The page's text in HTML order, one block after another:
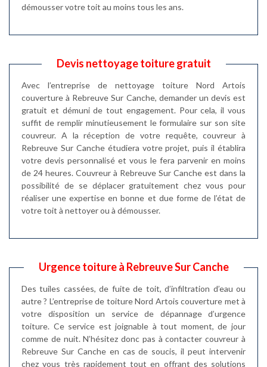
démousser votre toit au moins tous les ans.
Devis nettoyage toiture gratuit
Avec l’entreprise de nettoyage toiture Nord Artois
couverture à Rebreuve Sur Canche, demander un devis est
gratuit et démuni de tout engagement. Pour cela, il vous
suffit de remplir minutieusement le formulaire sur son site
couvreur. A la réception de votre requête, couvreur à
Rebreuve Sur Canche étudiera votre projet, puis il établira
votre devis personnalisé et vous le fera parvenir en moins
de 24 heures. Couvreur à Rebreuve Sur Canche est dans la
possibilité de se déplacer gratuitement chez vous pour
réaliser une expertise en bonne et due forme de l’état de
votre toit à nettoyer ou à démousser.
Urgence toiture à Rebreuve Sur Canche
Des tuiles cassées, de fuite de toit, d’infiltration d’eau ou
autre ? L’entreprise de toiture Nord Artois couverture met à
votre disposition un service de dépannage d’urgence
toiture. Ce service est joignable à tout moment, de jour
comme de nuit. N’hésitez donc pas à contacter couvreur à
Rebreuve Sur Canche en cas de soucis, il peut intervenir
chez vous très rapidement tout en offrant des solutions